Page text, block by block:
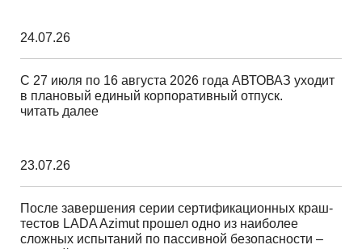
24.07.26
С 27 июля по 16 августа 2026 года АВТОВАЗ уходит
в плановый единый корпоративный отпуск.
читать далее
23.07.26
После завершения серии сертификационных краш-
тестов LADA Azimut прошел одно из наиболее
сложных испытаний по пассивной безопасности –